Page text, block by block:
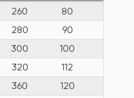
260 80
280 90
300 100
320 112
360 120